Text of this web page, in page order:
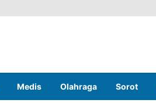
Medis Olahraga Sorot